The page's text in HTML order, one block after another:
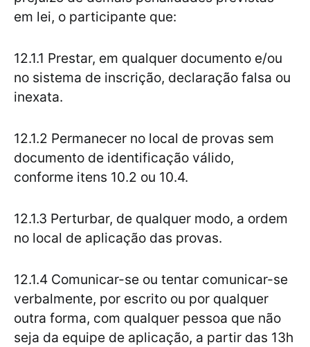
em lei, o participante que:
12.1.1 Prestar, em qualquer documento e/ou
no sistema de inscrição, declaração falsa ou
inexata.
12.1.2 Permanecer no local de provas sem
documento de identificação válido,
conforme itens 10.2 ou 10.4.
12.1.3 Perturbar, de qualquer modo, a ordem
no local de aplicação das provas.
12.1.4 Comunicar-se ou tentar comunicar-se
verbalmente, por escrito ou por qualquer
outra forma, com qualquer pessoa que não
seja da equipe de aplicação, a partir das 13h